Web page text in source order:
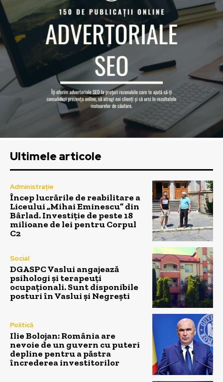
Ultimele articole
Administrație
Încep lucrările de reabilitare a
Liceului „Mihai Eminescu” din
Bârlad. Investiție de peste 18
milioane de lei pentru Corpul
C2
Social
DGASPC Vaslui angajează
psihologi și terapeuți
ocupaționali. Sunt disponibile
posturi în Vaslui și Negrești
Politică
Ilie Bolojan: România are
nevoie de un guvern cu puteri
depline pentru a păstra
încrederea investitorilor